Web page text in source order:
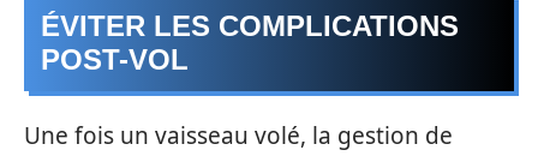
ÉVITER LES COMPLICATIONS
POST-VOL
Une fois un vaisseau volé, la gestion de